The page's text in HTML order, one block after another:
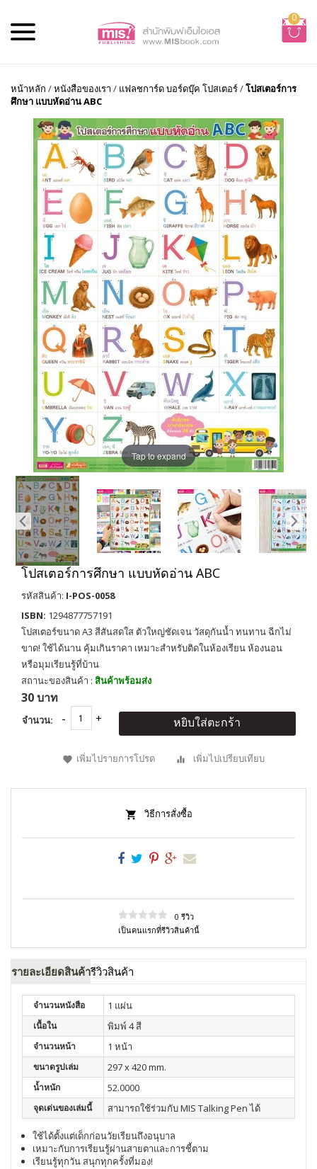
0
หน้าหลัก /หนังสือของเรา / แฟลชการ์ด บอร์ดบุ๊ค โปสเตอร์/โปสเตอร์การ
ศึกษา แบบหัดอ่าน ABC
Tap to expand
โปสเตอร์การศึกษา แบบหัดอ่าน ABC
รหัสสินค้า: I-POS-0058
ISBN: 1294877757191
โปสเตอร์ขนาด A3 สีสันสดใส ตัวใหญ่ชัดเจน วัสดุกันน้ำ ทนทาน ฉีกไม่
ขาด! ใช้ได้นาน คุ้มเกินราคา เหมาะสำหรับติดในห้องเรียน ห้องนอน
หรือมุมเรียนรู้ที่บ้าน
สถานะของสินค้า : สินค้าพร้อมส่ง
30 บาท
จำนวน: หยิบใส่ตะกร้า
เพิ่มไปรายการโปรด เพิ่มไปเปรียบเทียบ
วิธีการสั่งซื้อ
0 รีวิว
เป็นคนแรกที่รีวิวสินค้านี้
รายละเอียดสินค้ารีวิวสินค้า
จำนวนหนังสือ 1 แผ่น
เนื้อใน พิมพ์ 4 สี
จำนวนหน้า 1 หน้า
ขนาดรูปเล่ม 297 x 420 mm.
น้ำหนัก 52.0000
จุดเด่นของเล่มนี้ สามารถใช้ร่วมกับ MIS Talking Pen ได้
ใช้ได้ตั้งแต่เด็กก่อนวัยเรียนถึงอนุบาล
เหมาะกับการเรียนรู้ผ่านสายตาและการชี้ตาม
เรียนรู้ทุกวัน สนุกทุกครั้งที่มอง!